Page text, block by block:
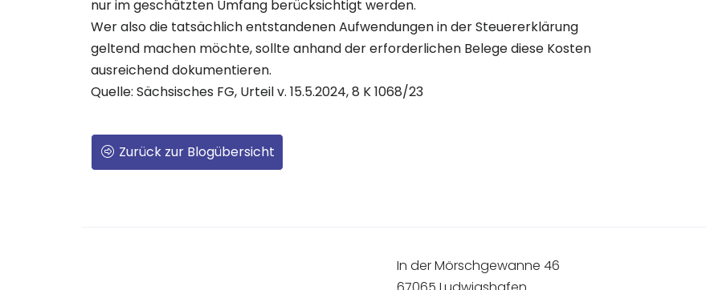
nur im geschätzten Umfang berücksichtigt werden.
Wer also die tatsächlich entstandenen Aufwendungen in der Steuererklärung
geltend machen möchte, sollte anhand der erforderlichen Belege diese Kosten
ausreichend dokumentieren.
Quelle: Sächsisches FG, Urteil v. 15.5.2024, 8 K 1068/23
Zurück zur Blogübersicht
In der Mörschgewanne 46